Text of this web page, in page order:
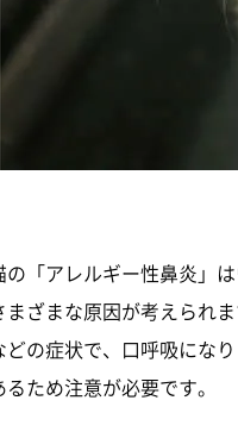
の「アレルギー性鼻炎」
まざまな原因が考えられ
どの症状で、口呼吸にな
るため注意が必要です。